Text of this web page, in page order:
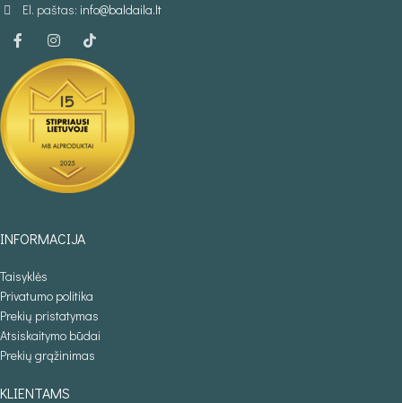
El. paštas: info@baldaila.lt
INFORMACIJA
Taisyklės
Privatumo politika
Prekių pristatymas
Atsiskaitymo būdai
Prekių grąžinimas
KLIENTAMS